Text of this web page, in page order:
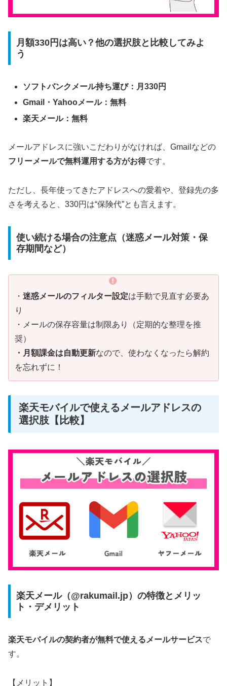
月額330円は高い？他の選択肢と比較してみよ
う
ソフトバンクメール持ち運び：月330円
Gmail・Yahooメール：無料
楽天メール：無料
メールアドレスに強いこだわりがなければ、Gmailなどの
フリーメールで無料運用する方がお得です。
ただし、長年使ってきたアドレスへの愛着や、登録先の多
さを考えると、330円は“保険代”とも言えます。
使い続ける場合の注意点（迷惑メール対策・保
存期間など）
・ 迷惑メールのフィルター設定は手動で見直す必要あ
り
・メールの保存容量は制限あり（定期的な整理を推
奨）
・月額課金は自動更新なので、使わなくなったら解約
を忘れずに！
楽天モバイルで使えるメールアドレスの
選択肢【比較】
楽天メール（@rakumail.jp）の特徴とメリッ
ト・デメリット
楽天モバイルの契約者が無料で使えるメールサービスで
す。
【メリット】